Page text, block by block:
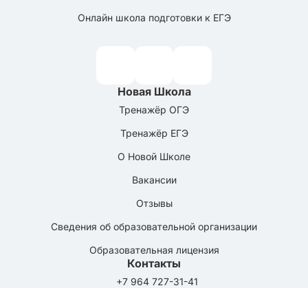
Онлайн школа подготовки к ЕГЭ
Новая Школа
Тренажёр ОГЭ
Тренажёр ЕГЭ
О Новой Школе
Вакансии
Отзывы
Сведения об образовательной организации
Образовательная лицензия
Контакты
+7 964 727-31-41